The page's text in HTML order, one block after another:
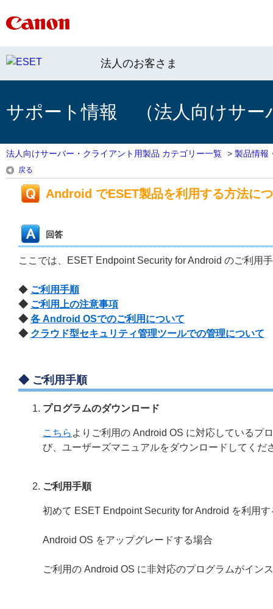
法人のお客さま
サポート情報 （法人向けサー
法人向けサーバー・クライアント用製品 カテゴリー一覧 > 製品情報
戻る
Android でESET製品を利用する方法に
回答
ここでは、ESET Endpoint Security for Android のご利用
◆ ご利用手順
◆ ご利用上の注意事項
◆ 各 Android OSでのご利用について
◆ クラウド型セキュリティ管理ツールでの管理について
◆ ご利用手順
プログラムのダウンロード
こちら よりご利用の Android OS に対応しているプ
び、ユーザーズマニュアルをダウンロードしてくだ
ご利用手順
初めて ESET Endpoint Security for Android を利用す
Android OS をアップグレードする場合
ご利用の Android OS に非対応のプログラムがイン